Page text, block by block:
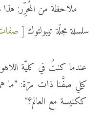
ملاحظة من المُحرِّر:
سلسلة مجلّة تيبولتوك [
عندما كنتُ في كليّة
كيلي صفَّنا ذات مرّة: "ما
ككنيسة مع العالم؟"